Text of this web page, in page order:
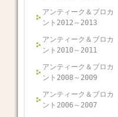
アンティーク＆ブロカ
ント2012～2013
アンティーク＆ブロカ
ント2010～2011
アンティーク＆ブロカ
ント2008～2009
アンティーク＆ブロカ
ント2006～2007